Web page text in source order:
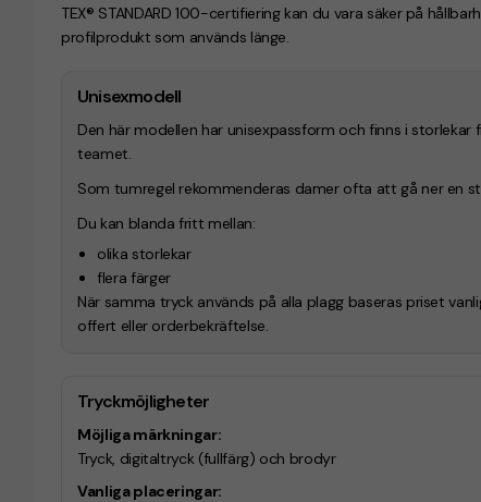
TEX® STANDARD 100-certifiering kan du vara säker på
profilprodukt som används länge.
Unisexmodell
Den här modellen har unisexpassform och finns i storlekar
teamet.
Som tumregel rekommenderas damer ofta att gå ner en
Du kan blanda fritt mellan:
olika storlekar
flera färger
När samma tryck används på alla plagg baseras priset
offert eller orderbekräftelse.
Tryckmöjligheter
Möjliga märkningar:
Tryck, digitaltryck (fullfärg) och brodyr
Vanliga placeringar: